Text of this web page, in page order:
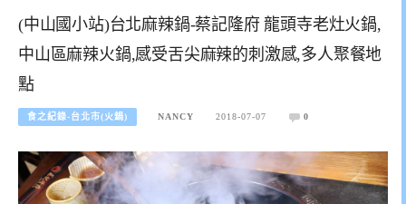
(中山國小站)台北麻辣鍋-蔡記隆府 龍頭寺老灶火鍋,
中山區麻辣火鍋,感受舌尖麻辣的刺激感,多人聚餐地
點
食之紀錄-台北市(火鍋) NANCY 2018-07-07 0